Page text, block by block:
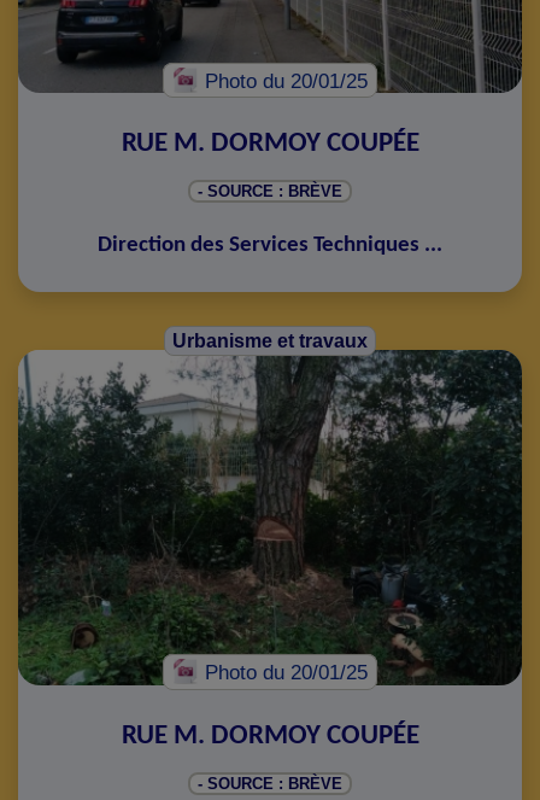
Photo du 20/01/25
RUE M. DORMOY COUPÉE
- SOURCE : BRÈVE
Direction des Services Techniques ...
Urbanisme et travaux
Photo du 20/01/25
RUE M. DORMOY COUPÉE
- SOURCE : BRÈVE